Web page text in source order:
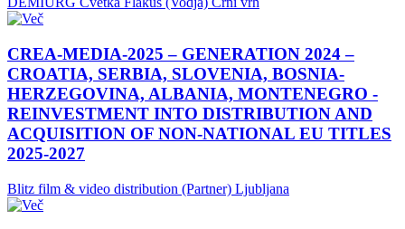
CREA-MEDIA-2025 – GENERATION 2024 –
CROATIA, SERBIA, SLOVENIA, BOSNIA-
HERZEGOVINA, ALBANIA, MONTENEGRO -
REINVESTMENT INTO DISTRIBUTION AND
ACQUISITION OF NON-NATIONAL EU TITLES
2025-2027
Blitz film & video distribution (Partner) Ljubljana